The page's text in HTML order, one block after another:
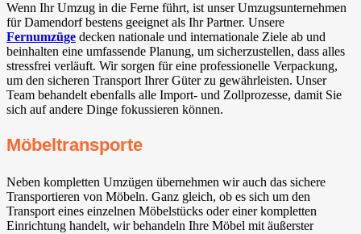
Wenn Ihr Umzug in die Ferne führt, ist unser Umzugsunternehmen
für Damendorf bestens geeignet als Ihr Partner. Unsere
Fernumzüge decken nationale und internationale Ziele ab und
beinhalten eine umfassende Planung, um sicherzustellen, dass alles
stressfrei verläuft. Wir sorgen für eine professionelle Verpackung,
um den sicheren Transport Ihrer Güter zu gewährleisten. Unser
Team behandelt ebenfalls alle Import- und Zollprozesse, damit Sie
sich auf andere Dinge fokussieren können.
Möbeltransporte
Neben kompletten Umzügen übernehmen wir auch das sichere
Transportieren von Möbeln. Ganz gleich, ob es sich um den
Transport eines einzelnen Möbelstücks oder einer kompletten
Einrichtung handelt, wir behandeln Ihre Möbel mit äußerster